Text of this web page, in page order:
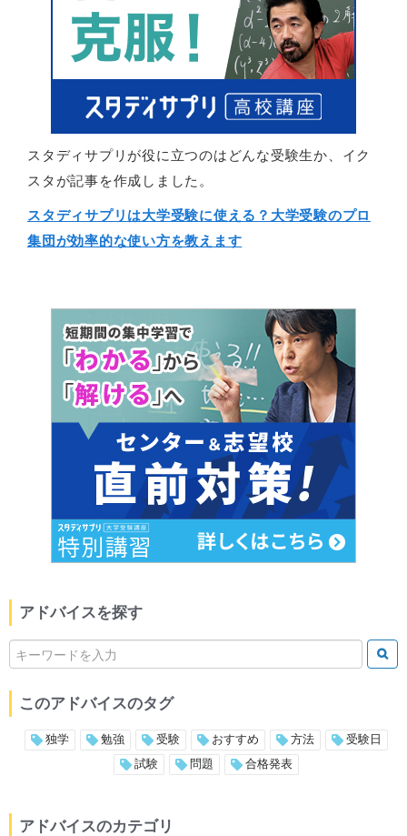
スタディサプリが役に立つのはどんな受験生か、イク
スタが記事を作成しました。
スタディサプリは大学受験に使える？大学受験のプロ
集団が効率的な使い方を教えます
アドバイスを探す
このアドバイスのタグ
独学 勉強 受験 おすすめ 方法
受験日
試験
問題 合格発表
アドバイスのカテゴリ